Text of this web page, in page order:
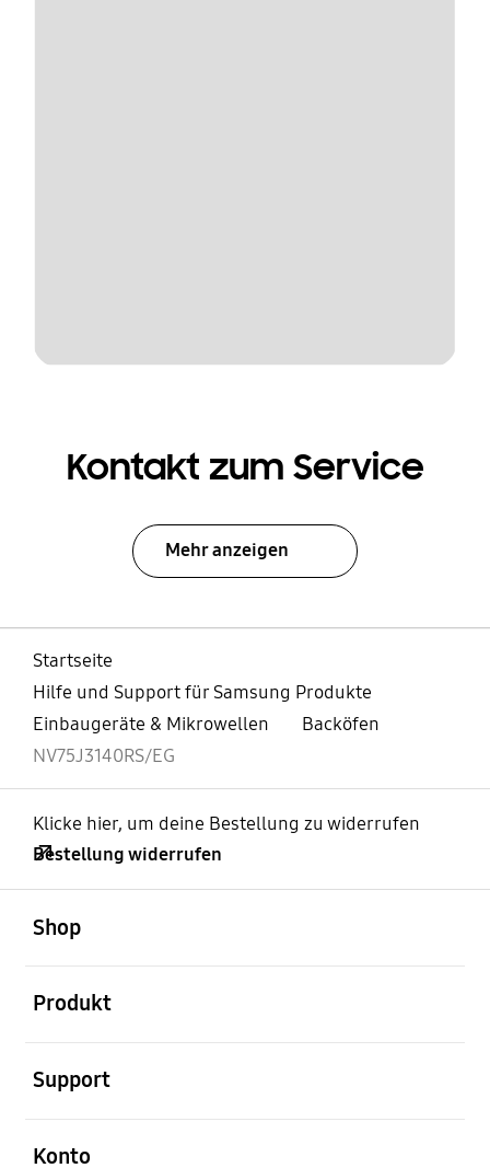
Kontakt zum Service
Mehr anzeigen
Startseite
Hilfe und Support für Samsung Produkte
Einbaugeräte & Mikrowellen
Backöfen
NV75J3140RS/EG
Klicke hier, um deine Bestellung zu widerrufen
Bestellung widerrufen
Shop
Produkt
Support
Konto